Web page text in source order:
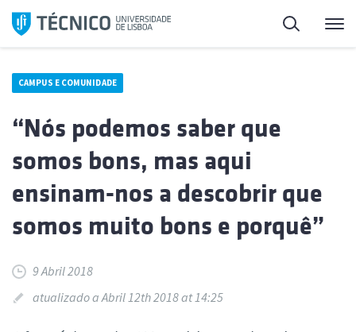
Saltar
para
Pesquisa
CAMPUS E COMUNIDADE
“Nós podemos saber que
somos bons, mas aqui
ensinam-nos a descobrir que
somos muito bons e porquê”
9 Abril 2018
atualizado a Abril 12th 2018 at 14:25